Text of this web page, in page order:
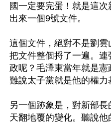
國一定要完蛋！就是這次
出來一個9號文件。
這個文件，絕對不是劉
把文件整個捋了一遍。
政呢？毛澤東當年就是
難說太子黨就是他的權力
另一個跡象是，對新部
天翻地覆的變化。聽說